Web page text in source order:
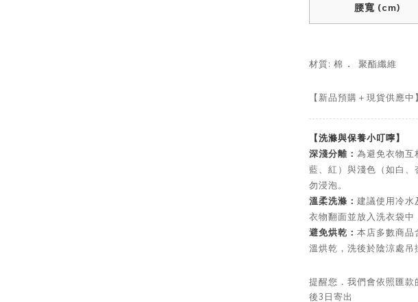
腰寬 (cm)
材質: 棉 ． 聚酯纖維
【新品預購＋現貨供應中】
【洗滌與保養小叮嚀】
深淺分離： 為避免衣物互
藍、紅）與淺色（如白
勿浸泡。
溫柔洗滌： 建議使用冷水
衣物翻面並放入洗衣袋中
避免烘乾： 本店多數商品
溫烘乾，洗後於陰涼處吊
提醒您．我們會依照匯
後3日寄出